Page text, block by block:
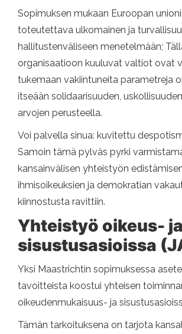
Sopimuksen mukaan Euroopan
toteutettava ulkomainen ja
hallitustenväliseen menetelmään;
organisaatioon kuuluvat valtiot ovat
tukemaan vakiintuneita parametreja
itseään solidaarisuuden,
arvojen perusteella.
Voi palvella sinua: kuvitettu
Samoin tämä pylväs pyrki
kansainvälisen yhteistyön
ihmisoikeuksien ja demokratian
kiinnostusta ravittiin.
Yhteistyö oikeus- ja
sisustusasioissa
Yksi Maastrichtin sopimuksessa
tavoitteista koostui yhteisen
oikeudenmukaisuus- ja
Tämän tarkoituksena on tarjota